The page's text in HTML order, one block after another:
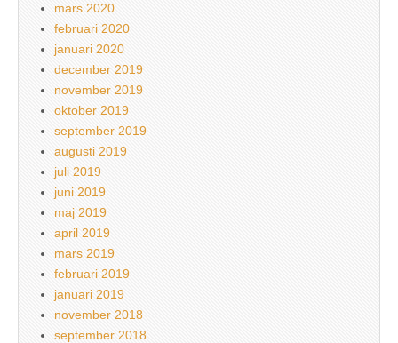
mars 2020
februari 2020
januari 2020
december 2019
november 2019
oktober 2019
september 2019
augusti 2019
juli 2019
juni 2019
maj 2019
april 2019
mars 2019
februari 2019
januari 2019
november 2018
september 2018